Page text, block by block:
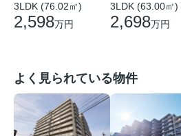
3LDK (76.02㎡)
2,598万円
3LDK (63.00㎡)
2,698万円
よく見られている物件